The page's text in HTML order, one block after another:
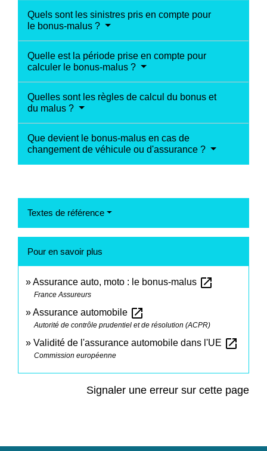
Quels sont les sinistres pris en compte pour
le bonus-malus ?
Quelle est la période prise en compte pour
calculer le bonus-malus ?
Quelles sont les règles de calcul du bonus et
du malus ?
Que devient le bonus-malus en cas de
changement de véhicule ou d'assurance ?
Textes de référence
Pour en savoir plus
Assurance auto, moto : le bonus-malus open_in_new
France Assureurs
Assurance automobile open_in_new
Autorité de contrôle prudentiel et de résolution (ACPR)
Validité de l'assurance automobile dans l'UE open_in_new
Commission européenne
Signaler une erreur sur cette page